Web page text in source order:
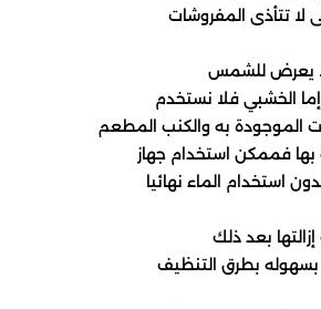
لا تتأذى المفروشات
الخشبي فلا نستخدم
الموجودة به والكنب المطعم
بها فممكن استخدام جهاز
استخدام الماء نهائيا